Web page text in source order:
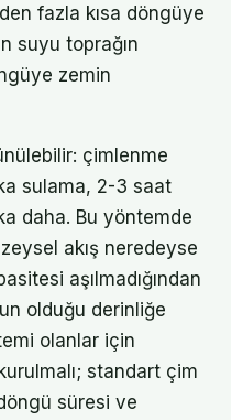
fazla kısa döngüye
suyu toprağın
zemin
çimlenme
sulama, 2-3 saat
daha. Bu yöntemde
akış neredeyse
aşılmadığından
olduğu derinliğe
olanlar için
standart çim
süresi ve